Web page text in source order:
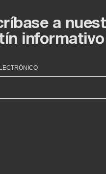
a
informativo